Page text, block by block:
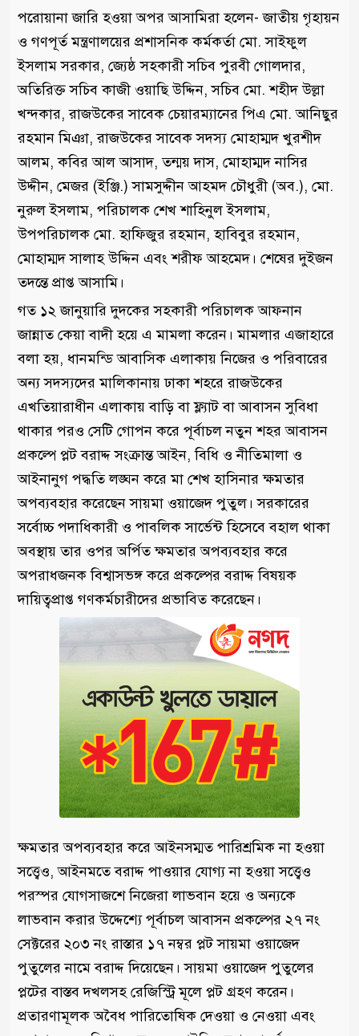
পরোয়ানা জারি হওয়া অপর আসামিরা হলেন- জাতীয় গৃহায়ন
ও গণপূর্ত মন্ত্রণালয়ের প্রশাসনিক কর্মকর্তা মো. সাইফুল
ইসলাম সরকার, জ্যেষ্ঠ সহকারী সচিব পুরবী গোলদার,
অতিরিক্ত সচিব কাজী ওয়াছি উদ্দিন, সচিব মো. শহীদ উল্লা
খন্দকার, রাজউকের সাবেক চেয়ারম্যানের পিএ মো. আনিছুর
রহমান মিঞা, রাজউকের সাবেক সদস্য মোহাম্মদ খুরশীদ
আলম, কবির আল আসাদ, তন্ময় দাস, মোহাম্মদ নাসির
উদ্দীন, মেজর (ইঞ্জি.) সামসুদ্দীন আহমদ চৌধুরী (অব.), মো.
নুরুল ইসলাম, পরিচালক শেখ শাহিনুল ইসলাম,
উপপরিচালক মো. হাফিজুর রহমান, হাবিবুর রহমান,
মোহাম্মদ সালাহ উদ্দিন এবং শরীফ আহমেদ। শেষের দুইজন
তদন্তে প্রাপ্ত আসামি।
গত ১২ জানুয়ারি দুদকের সহকারী পরিচালক আফনান
জান্নাত কেয়া বাদী হয়ে এ মামলা করেন। মামলার এজাহারে
বলা হয়, ধানমন্ডি আবাসিক এলাকায় নিজের ও পরিবারের
অন্য সদস্যদের মালিকানায় ঢাকা শহরে রাজউকের
এখতিয়ারাধীন এলাকায় বাড়ি বা ফ্ল্যাট বা আবাসন সুবিধা
থাকার পরও সেটি গোপন করে পূর্বাচল নতুন শহর আবাসন
প্রকল্পে প্লট বরাদ্দ সংক্রান্ত আইন, বিধি ও নীতিমালা ও
আইনানুগ পদ্ধতি লঙ্ঘন করে মা শেখ হাসিনার ক্ষমতার
অপব্যবহার করেছেন সায়মা ওয়াজেদ পুতুল। সরকারের
সর্বোচ্চ পদাধিকারী ও পাবলিক সার্ভেন্ট হিসেবে বহাল থাকা
অবস্থায় তার ওপর অর্পিত ক্ষমতার অপব্যবহার করে
অপরাধজনক বিশ্বাসভঙ্গ করে প্রকল্পের বরাদ্দ বিষয়ক
দায়িত্বপ্রাপ্ত গণকর্মচারীদের প্রভাবিত করেছেন।
ক্ষমতার অপব্যবহার করে আইনসম্মত পারিশ্রমিক না হওয়া
সত্ত্বেও, আইনমতে বরাদ্দ পাওয়ার যোগ্য না হওয়া সত্ত্বেও
পরস্পর যোগসাজশে নিজেরা লাভবান হয়ে ও অন্যকে
লাভবান করার উদ্দেশ্যে পূর্বাচল আবাসন প্রকল্পের ২৭ নং
সেক্টরের ২০৩ নং রাস্তার ১৭ নম্বর প্লট সায়মা ওয়াজেদ
পুতুলের নামে বরাদ্দ দিয়েছেন। সায়মা ওয়াজেদ পুতুলের
প্লটের বাস্তব দখলসহ রেজিস্ট্রি মূলে প্লট গ্রহণ করেন।
প্রতারণামূলক অবৈধ পারিতোষিক দেওয়া ও নেওয়া এবং